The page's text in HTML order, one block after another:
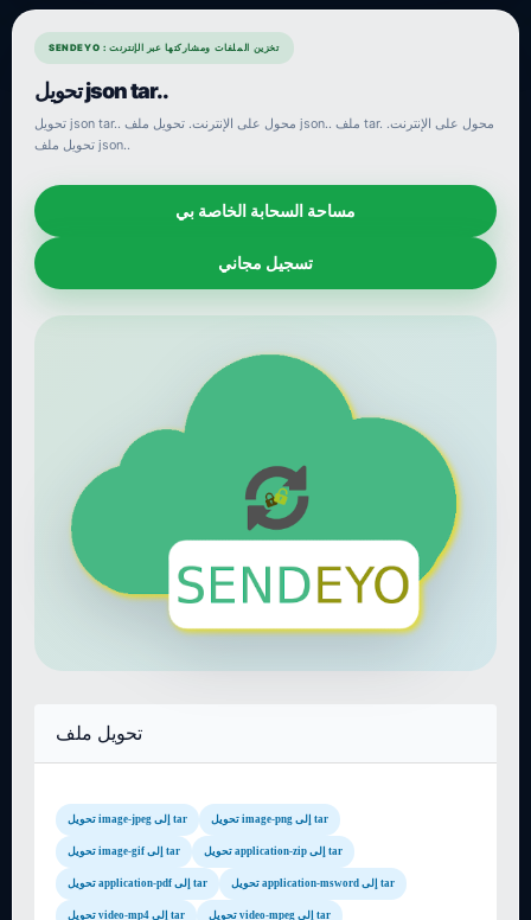
SENDEYO : تخزين الملفات ومشاركتها عبر الإنترنت
تحويل json tar..
تحويل json tar.. محول على الإنترنت. تحويل ملف json.. ملف tar. محول على الإنترنت.
تحويل ملف json..
مساحة السحابة الخاصة بي
تسجيل مجاني
تحويل ملف
تحويل image-jpeg إلى tar تحويل image-png إلى tar
تحويل image-gif إلى tar تحويل application-zip إلى tar
تحويل application-pdf إلى tar تحويل application-msword إلى tar
تحويل video-mp4 إلى tar تحويل video-mpeg إلى tar